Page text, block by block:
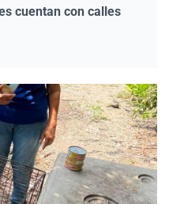
cuentan con calles